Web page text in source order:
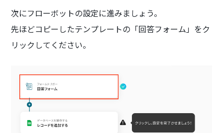
次にフローボットの設定に進みましょう。
先ほどコピーしたテンプレートの「回答フォーム」をク
リックしてください。